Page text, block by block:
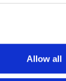
Allow all